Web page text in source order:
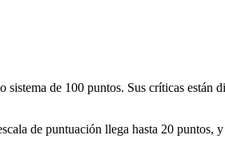
de 100 puntos. Sus críticas están
de puntuación llega hasta 20 puntos,